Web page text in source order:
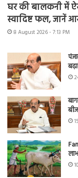
घर की बालकनी में
स्वादिष्ट फल, जानें
8 August 2026 - 7:13 PM